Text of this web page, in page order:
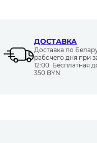
ДОСТАВКА
Доставка по
рабочего дня при
12:00. Бесплатная
350 BYN